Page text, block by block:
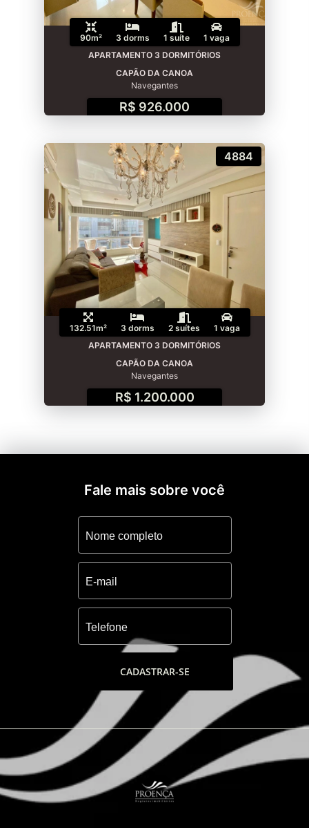
90m² 3 dorms 1 suíte
1 vaga
APARTAMENTO 3 DORMITÓRIOS
CAPÃO DA CANOA
Navegantes
R$ 926.000
4884
132.51m² 3 dorms 2 suítes
1 vaga
APARTAMENTO 3 DORMITÓRIOS
CAPÃO DA CANOA
Navegantes
R$ 1.200.000
Fale mais sobre você
CADASTRAR-SE